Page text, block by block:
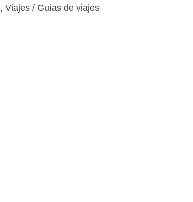
,Viajes / Guías de viajes